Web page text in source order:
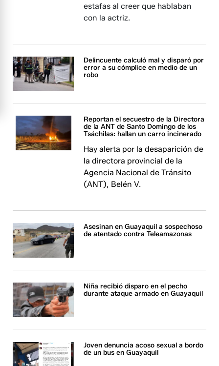
estafas al creer que hablaban
con la actriz.
Delincuente calculó mal y disparó por
error a su cómplice en medio de un
robo
Reportan el secuestro de la Directora
de la ANT de Santo Domingo de los
Tsáchilas: hallan un carro incinerado
Hay alerta por la desaparición de
la directora provincial de la
Agencia Nacional de Tránsito
(ANT), Belén V.
Asesinan en Guayaquil a sospechoso
de atentado contra Teleamazonas
Niña recibió disparo en el pecho
durante ataque armado en Guayaquil
Joven denuncia acoso sexual a bordo
de un bus en Guayaquil